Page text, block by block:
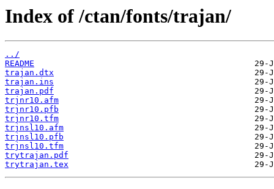
Index of /ctan/fonts/trajan/
../
README
trajan.dtx
trajan.ins
trajan.pdf
trjnr10.afm
trjnr10.pfb
trjnr10.tfm
trjnsl10.afm
trjnsl10.pfb
trjnsl10.tfm
trytrajan.pdf
trytrajan.tex